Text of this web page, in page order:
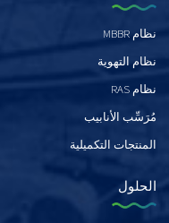
نظام MBBR
نظام التهوية
نظام RAS
مُرَسِّب الأنابيب
المنتجات التكميلية
الحلول